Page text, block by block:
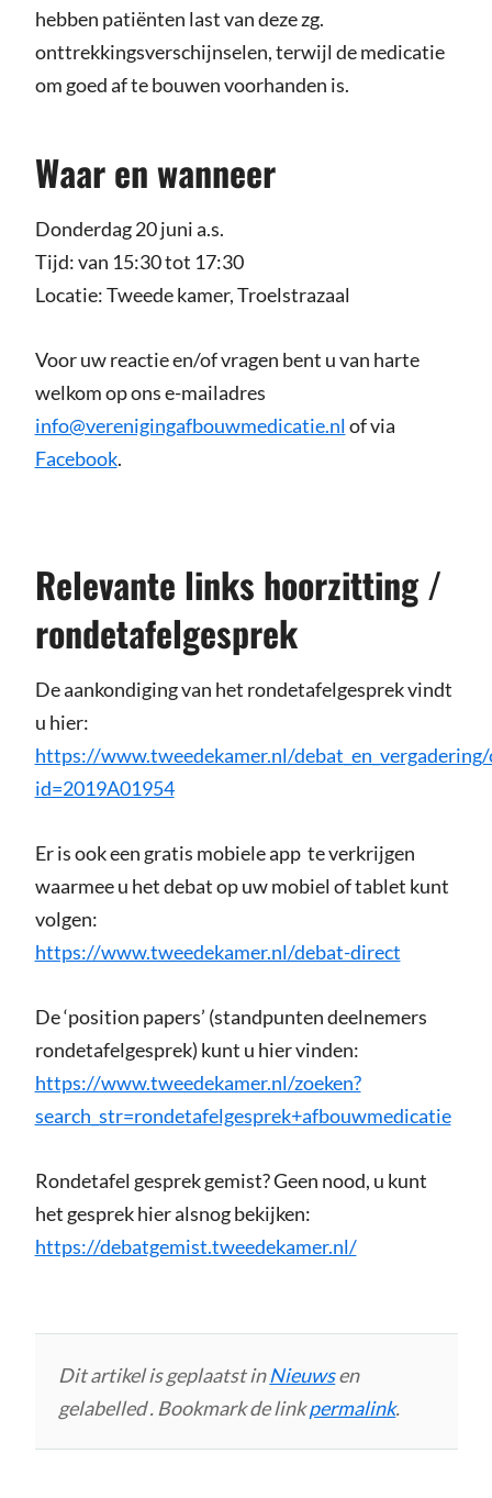
hebben patiënten last van deze zg.
onttrekkingsverschijnselen, terwijl de medicatie
om goed af te bouwen voorhanden is.
Waar en wanneer
Donderdag 20 juni a.s.
Tijd: van 15:30 tot 17:30
Locatie: Tweede kamer, Troelstrazaal
Voor uw reactie en/of vragen bent u van harte
welkom op ons e-mailadres
info@verenigingafbouwmedicatie.nlof via
Facebook.
Relevante links hoorzitting /
rondetafelgesprek
De aankondiging van het rondetafelgesprek vindt
u hier:
https://www.tweedekamer.nl/
id=2019A01954
Er is ook een gratis mobiele app te verkrijgen
waarmee u het debat op uw mobiel of tablet kunt
volgen:
https://www.tweedekamer.nl/debat-direct
De ‘position papers’ (standpunten deelnemers
rondetafelgesprek) kunt u hier vinden:
https://www.tweedekamer.nl/zoeken?
search_str=rondetafelgesprek+afbouwmedicatie
Rondetafel gesprek gemist? Geen nood, u kunt
het gesprek hier alsnog bekijken:
https://debatgemist.tweedekamer.nl/
Dit artikel is geplaatst inNieuwsen
gelabelled . Bookmark de linkpermalink.